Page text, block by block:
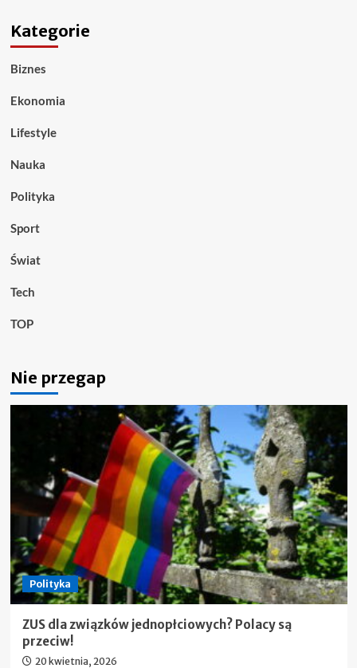
Kategorie
Biznes
Ekonomia
Lifestyle
Nauka
Polityka
Sport
Świat
Tech
TOP
Nie przegap
Polityka
ZUS dla związków jednopłciowych? Polacy są
przeciw!
20 kwietnia, 2026